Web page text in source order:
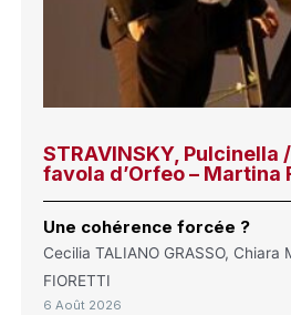
STRAVINSKY, Pulcinella
favola d’Orfeo – Martina
Une cohérence forcée ?
Cecilia TALIANO GRASSO, Chiara
FIORETTI
6 Août 2026